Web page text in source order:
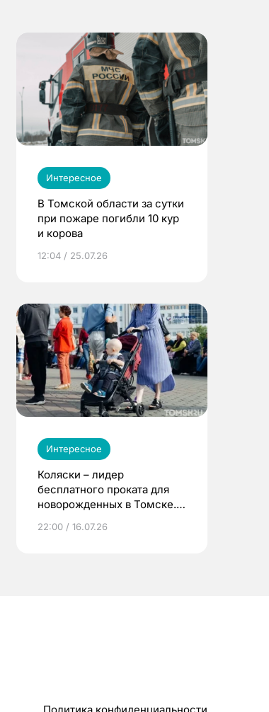
Интересное
В Томской области за сутки
при пожаре погибли 10 кур
и корова
12:04 / 25.07.26
Интересное
Коляски – лидер
бесплатного проката для
новорожденных в Томске.
22:00 / 16.07.26